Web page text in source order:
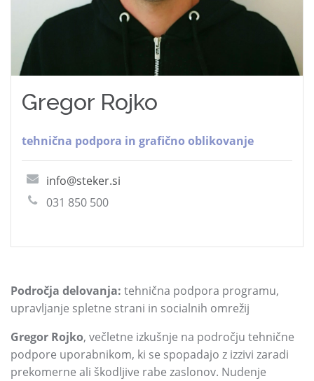
Gregor Rojko
tehnična podpora in grafično oblikovanje
info@steker.si
031 850 500
Področja delovanja: tehnična podpora programu,
upravljanje spletne strani in socialnih omrežij
Gregor Rojko, večletne izkušnje na področju tehnične
podpore uporabnikom, ki se spopadajo z izzivi zaradi
prekomerne ali škodljive rabe zaslonov. Nudenje